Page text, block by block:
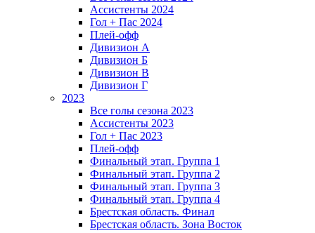
Ассистенты 2024
Гол + Пас 2024
Плей-офф
Дивизион A
Дивизион Б
Дивизион В
Дивизион Г
2023
Все голы сезона 2023
Ассистенты 2023
Гол + Пас 2023
Плей-офф
Финальный этап. Группа 1
Финальный этап. Группа 2
Финальный этап. Группа 3
Финальный этап. Группа 4
Брестская область. Финал
Брестская область. Зона Восток